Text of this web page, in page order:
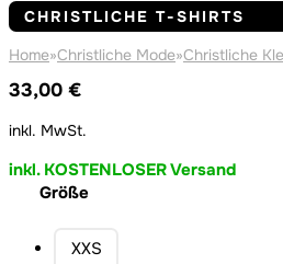
CHRISTLICHE T-SHIRTS
Home»Christliche Mode»Christliche
33,00 €
inkl. MwSt.
inkl. KOSTENLOSER Versand
Größe
XXS